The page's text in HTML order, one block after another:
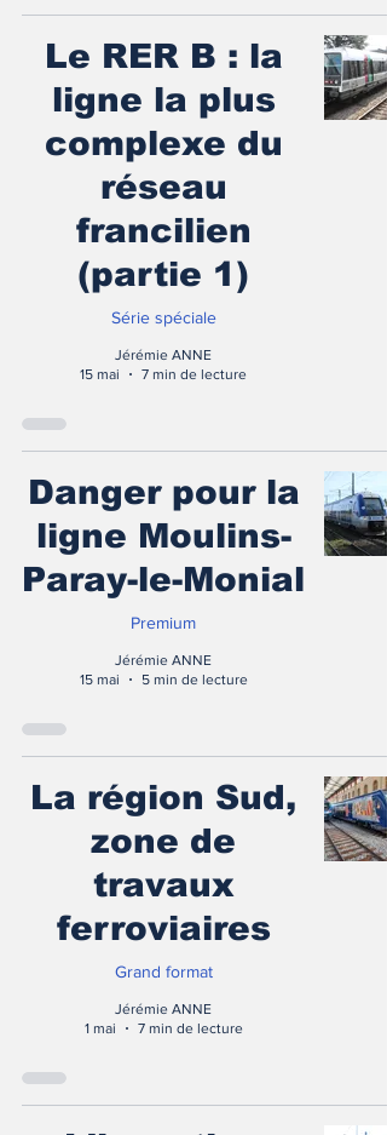
Le RER B : la
ligne la plus
complexe du
réseau
francilien
(partie 1)
Série spéciale
Jérémie ANNE
15 mai
7 min de lecture
Danger pour la
ligne Moulins-
Paray-le-Monial
Premium
Jérémie ANNE
15 mai
5 min de lecture
La région Sud,
zone de
travaux
ferroviaires
Grand format
Jérémie ANNE
1 mai
7 min de lecture